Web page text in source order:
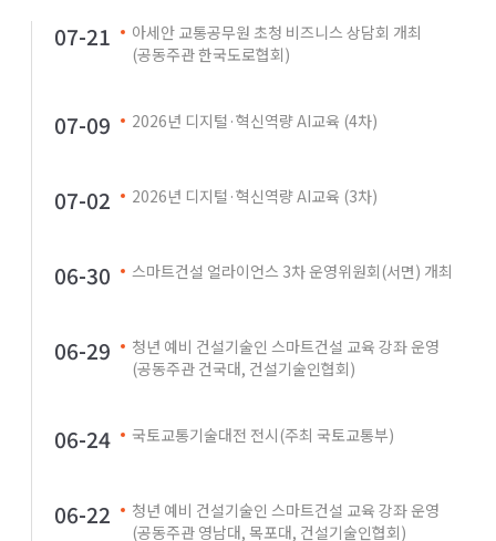
07-21
아세안 교통공무원 초청 비즈니스 상담회 개최
(공동주관 한국도로협회)
07-09 2026년 디지털·혁신역량 AI교육 (4차)
07-02 2026년 디지털·혁신역량 AI교육 (3차)
06-30 스마트건설 얼라이언스 3차 운영위원회(서면) 개최
06-29
청년 예비 건설기술인 스마트건설 교육 강좌 운영
(공동주관 건국대, 건설기술인협회)
06-24 국토교통기술대전 전시(주최 국토교통부)
06-22
청년 예비 건설기술인 스마트건설 교육 강좌 운영
(공동주관 영남대, 목포대, 건설기술인협회)